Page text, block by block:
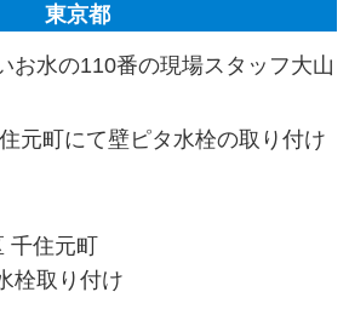
東京都
お水の110番の現場スタッフ大山
元町にて壁ピタ水栓の取り付け
千住元町
栓取り付け